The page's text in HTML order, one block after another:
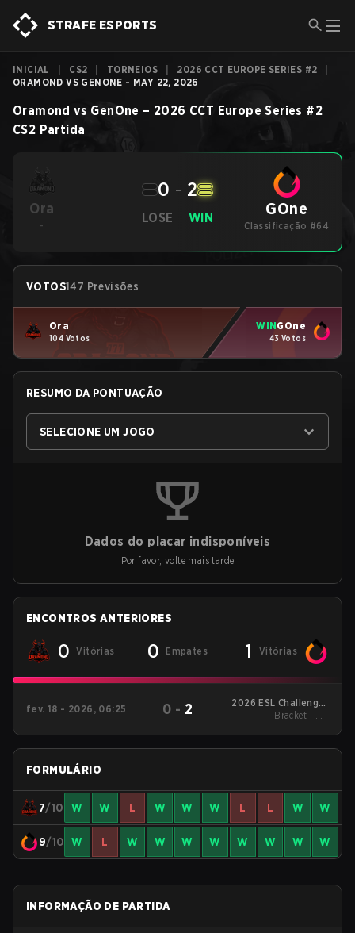
STRAFE ESPORTS
INICIAL CS2 TORNEIOS 2026 CCT EUROPE SERIES #2
ORAMOND VS GENONE - MAY 22, 2026
Oramond vs GenOne – 2026 CCT Europe Series #2
CS2 Partida
Ora
-
LOSE
0 - 2
WIN GOne
Classificação #64
VOTOS147 Previsões
Ora
104 Votos
WINGOne
43 Votos
RESUMO DA PONTUAÇÃO
SELECIONE UM JOGO
Dados do placar indisponíveis
Por favor, volte mais tarde
ENCONTROS ANTERIORES
0 Vitórias 0 Empates 1 Vitórias
fev. 18 - 2026, 06:25 0 - 2
2026 ESL Challenger
League Season 51:
Bracket - UB
FORMULÁRIO
7/10 W W L W W W L L W W
9/10 W L W W W W W W W W
INFORMAÇÃO DE PARTIDA